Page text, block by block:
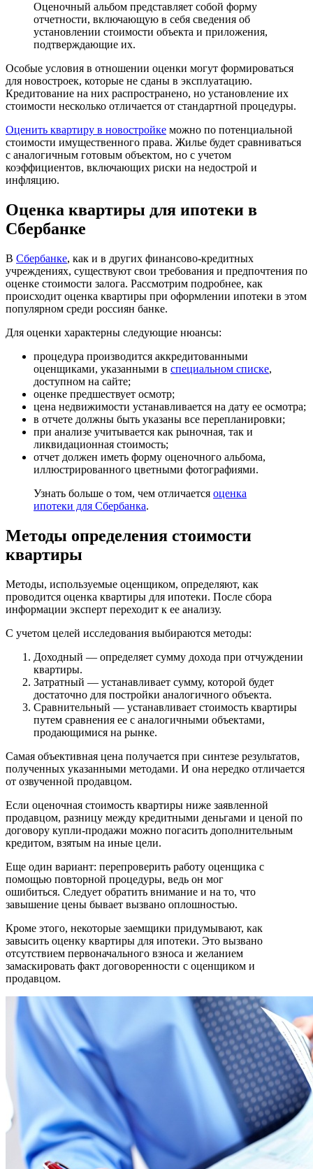
Оценочный альбом представляет собой форму
отчетности, включающую в себя сведения об
установлении стоимости объекта и приложения,
подтверждающие их.
Особые условия в отношении оценки могут формироваться
для новостроек, которые не сданы в эксплуатацию.
Кредитование на них распространено, но установление их
стоимости несколько отличается от стандартной процедуры.
Оценить квартиру в новостройке можно по потенциальной
стоимости имущественного права. Жилье будет сравниваться
с аналогичным готовым объектом, но с учетом
коэффициентов, включающих риски на недострой и
инфляцию.
Оценка квартиры для ипотеки в
Сбербанке
В Сбербанке, как и в других финансово-кредитных
учреждениях, существуют свои требования и предпочтения по
оценке стоимости залога. Рассмотрим подробнее, как
происходит оценка квартиры при оформлении ипотеки в этом
популярном среди россиян банке.
Для оценки характерны следующие нюансы:
процедура производится аккредитованными
оценщиками, указанными в специальном списке,
доступном на сайте;
оценке предшествует осмотр;
цена недвижимости устанавливается на дату ее осмотра;
в отчете должны быть указаны все перепланировки;
при анализе учитывается как рыночная, так и
ликвидационная стоимость;
отчет должен иметь форму оценочного альбома,
иллюстрированного цветными фотографиями.
Узнать больше о том, чем отличается оценка
ипотеки для Сбербанка.
Методы определения стоимости
квартиры
Методы, используемые оценщиком, определяют, как
проводится оценка квартиры для ипотеки. После сбора
информации эксперт переходит к ее анализу.
С учетом целей исследования выбираются методы:
Доходный — определяет сумму дохода при отчуждении
квартиры.
Затратный — устанавливает сумму, которой будет
достаточно для постройки аналогичного объекта.
Сравнительный — устанавливает стоимость квартиры
путем сравнения ее с аналогичными объектами,
продающимися на рынке.
Самая объективная цена получается при синтезе результатов,
полученных указанными методами. И она нередко отличается
от озвученной продавцом.
Если оценочная стоимость квартиры ниже заявленной
продавцом, разницу между кредитными деньгами и ценой по
договору купли-продажи можно погасить дополнительным
кредитом, взятым на иные цели.
Еще один вариант: перепроверить работу оценщика с
помощью повторной процедуры, ведь он мог
ошибиться. Следует обратить внимание и на то, что
завышение цены бывает вызвано оплошностью.
Кроме этого, некоторые заемщики придумывают, как
завысить оценку квартиры для ипотеки. Это вызвано
отсутствием первоначального взноса и желанием
замаскировать факт договоренности с оценщиком и
продавцом.